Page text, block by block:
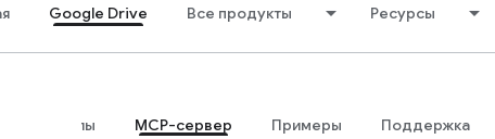
Google Drive Все продукты Ресурсы
материалы MCP-сервер Примеры Поддержка